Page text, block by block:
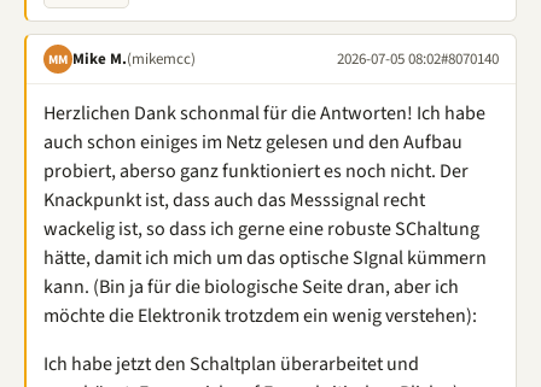
MM Mike M.(mikemcc) 2026-07-05 08:02#8070140
Herzlichen Dank schonmal für die Antworten! Ich habe
auch schon einiges im Netz gelesen und den Aufbau
probiert, aberso ganz funktioniert es noch nicht. Der
Knackpunkt ist, dass auch das Messsignal recht
wackelig ist, so dass ich gerne eine robuste SChaltung
hätte, damit ich mich um das optische SIgnal kümmern
kann. (Bin ja für die biologische Seite dran, aber ich
möchte die Elektronik trotzdem ein wenig verstehen):
Ich habe jetzt den Schaltplan überarbeitet und